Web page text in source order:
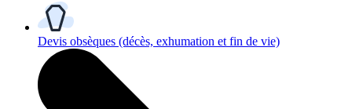
Devis obsèques (décès, exhumation et fin de vie)